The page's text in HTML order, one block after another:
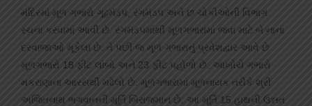
મંદિરમાં મૂળ ગભારો ગૂઢમંડપ, રંગમંડપ અને છ ચોકીઓની વિભાગ
રચના કરવામાં આવી છે. રંગમંડપમાંથી મૂળગભારામાં જવા માટે બે નાના
દરવાજાઓ મૂકેલા છે. તે પછી જ મૂળ ગભારાનું પ્રવેશદ્વાર આવે છે
મૂળગભારો 18 ફીટ લાંબો અને 23 ફીટ પહોળો છે. આખોયે ગભારો
મકરાણાના આરસથી મઢેલો છે. મૂળગભારામાં મૂળનાયક તરીકે શ્રી
અજિતનાથ ભગવાનની મૂર્તિ બિરાજમાન છે. આ મૂર્તિ 15 હાથની ઉન્નત